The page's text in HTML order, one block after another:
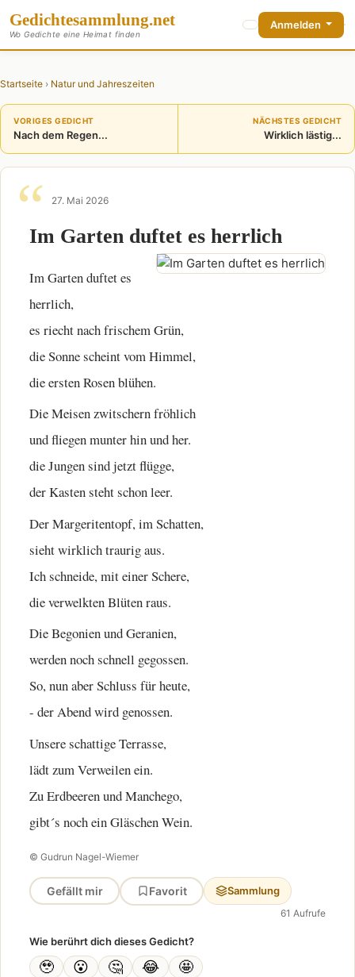
Gedichtesammlung.net
Wo Gedichte eine Heimat finden
Anmelden
Startseite › Natur und Jahreszeiten
VORIGES GEDICHT
Nach dem Regen...
NÄCHSTES GEDICHT
Wirklich lästig...
27. Mai 2026
Im Garten duftet es herrlich
Im Garten duftet es
herrlich,
es riecht nach frischem Grün,
die Sonne scheint vom Himmel,
die ersten Rosen blühen.
Die Meisen zwitschern fröhlich
und fliegen munter hin und her.
die Jungen sind jetzt flügge,
der Kasten steht schon leer.
Der Margeritentopf, im Schatten,
sieht wirklich traurig aus.
Ich schneide, mit einer Schere,
die verwelkten Blüten raus.
Die Begonien und Geranien,
werden noch schnell gegossen.
So, nun aber Schluss für heute,
- der Abend wird genossen.
Unsere schattige Terrasse,
lädt zum Verweilen ein.
Zu Erdbeeren und Manchego,
gibt´s noch ein Gläschen Wein.
© Gudrun Nagel-Wiemer
Gefällt mir Favorit Sammlung
61 Aufrufe
Wie berührt dich dieses Gedicht?
🥹 😮 🤔 😂 🤩